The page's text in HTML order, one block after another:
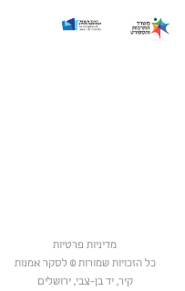
מדיניות פרטיות
כל הזכויות שמורות © לסקר אמנות
קיר, יד בן-צבי, ירושלים